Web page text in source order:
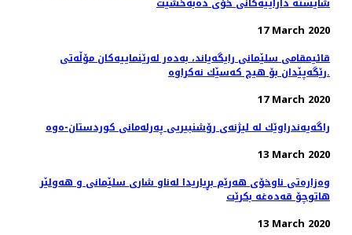
17 March 2020
قائیمقامی سلێمانی رایگه‌یاند، به‌ده‌ر له‌رێنماییه‌كان مۆڵه‌تی
رێگه‌پێدان بۆ هیچ كه‌سێك نه‌كراوه‌.
17 March 2020
راگه‌یه‌ندراوێك لە لیژنەی رۆشنبیریی پەرلەمانی كوردستان-ەوە
13 March 2020
وەزارەتی ناوخۆی هەرێم بڕیاریدا لەناو شاری سلێمانی و هەولێر
هاتوچۆ قەدەغە بکرێت
13 March 2020